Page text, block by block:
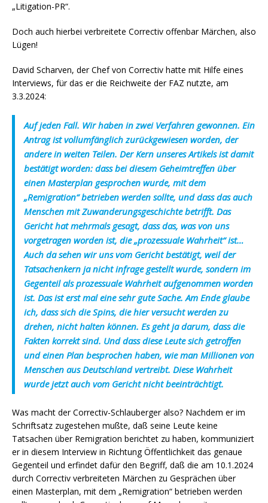
„Litigation-PR“.
Doch auch hierbei verbreitete Correctiv offenbar Märchen, also
Lügen!
David Scharven, der Chef von Correctiv hatte mit Hilfe eines
Interviews, für das er die Reichweite der FAZ nutzte, am
3.3.2024:
Auf jeden Fall. Wir haben in zwei Verfahren gewonnen. Ein
Antrag ist vollumfänglich zurückgewiesen worden, der
andere in weiten Teilen. Der Kern unseres Artikels ist damit
bestätigt worden: dass bei diesem Geheimtreffen über
einen Masterplan gesprochen wurde, mit dem
„Remigration“ betrieben werden sollte, und dass das auch
Menschen mit Zuwanderungsgeschichte betrifft. Das
Gericht hat mehrmals gesagt, dass das, was von uns
vorgetragen worden ist, die „prozessuale Wahrheit“ ist…
Auch da sehen wir uns vom Gericht bestätigt, weil der
Tatsachenkern ja nicht infrage gestellt wurde, sondern im
Gegenteil als prozessuale Wahrheit aufgenommen worden
ist. Das ist erst mal eine sehr gute Sache. Am Ende glaube
ich, dass sich die Spins, die hier versucht werden zu
drehen, nicht halten können. Es geht ja darum, dass die
Fakten korrekt sind. Und dass diese Leute sich getroffen
und einen Plan besprochen haben, wie man Millionen von
Menschen aus Deutschland vertreibt. Diese Wahrheit
wurde jetzt auch vom Gericht nicht beeinträchtigt.
Was macht der Correctiv-Schlauberger also? Nachdem er im
Schriftsatz zugestehen mußte, daß seine Leute keine
Tatsachen über Remigration berichtet zu haben, kommuniziert
er in diesem Interview in Richtung Öffentlichkeit das genaue
Gegenteil und erfindet dafür den Begriff, daß die am 10.1.2024
durch Correctiv verbreiteten Märchen zu Gesprächen über
einen Masterplan, mit dem „Remigration“ betrieben werden